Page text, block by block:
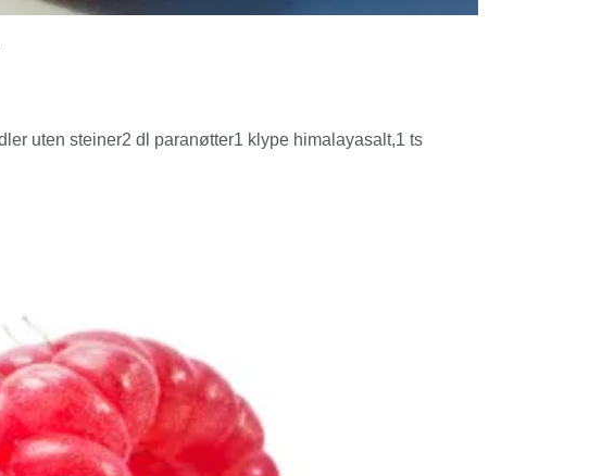
uten steiner2 dl paranøtter1 klype himalayasalt,1 ts